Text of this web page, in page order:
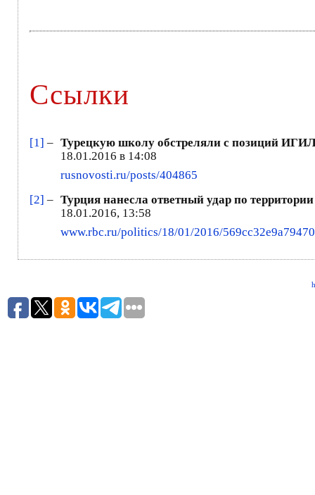
Ссылки
[1] – Турецкую школу обстреляли с позиций
18.01.2016 в 14:08
rusnovosti.ru/posts/404865
[2] – Турция нанесла ответный удар по
18.01.2016, 13:58
www.rbc.ru/politics/18/01/2016/